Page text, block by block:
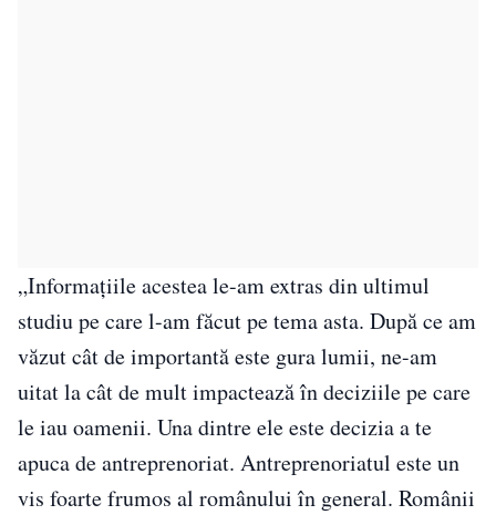
„Informațiile acestea le-am extras din ultimul
studiu pe care l-am făcut pe tema asta. După ce am
văzut cât de importantă este gura lumii, ne-am
uitat la cât de mult impactează în deciziile pe care
le iau oamenii. Una dintre ele este decizia a te
apuca de antreprenoriat. Antreprenoriatul este un
vis foarte frumos al românului în general. Românii